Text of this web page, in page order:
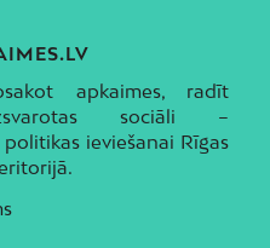
apkaimes, radīt
sociāli –
ieviešanai Rīgas